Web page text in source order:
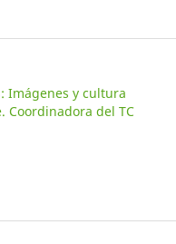
Imágenes y cultura
del TC